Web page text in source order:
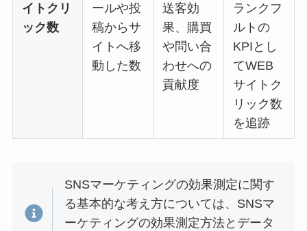
イトクリ
ック数
ールや投
稿からサ
イトへ移
動した数
送客効
果、購買
や問い合
わせへの
貢献度
ランクフ
ルトの
KPIとし
てWEB
サイトク
リック数
を追跡
SNSマーケティングの効果測定に関す
る基本的な考え方については、SNSマ
ーケティングの効果測定方法とデータ